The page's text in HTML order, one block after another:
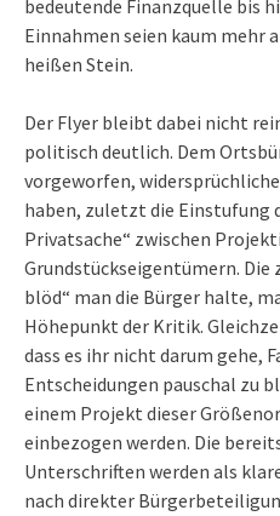
bedeutende Finanzquelle bis
Einnahmen seien kaum mehr
heißen Stein.
Der Flyer bleibt dabei nicht
politisch deutlich. Dem
vorgeworfen,
haben, zuletzt die Einstufung
Privatsache“ zwischen
Grundstückseigentümern. Die
blöd“ man die Bürger halte,
Höhepunkt der Kritik.
dass es ihr nicht darum gehe,
Entscheidungen pauschal zu
einem Projekt dieser
einbezogen werden. Die
Unterschriften werden als
nach direkter